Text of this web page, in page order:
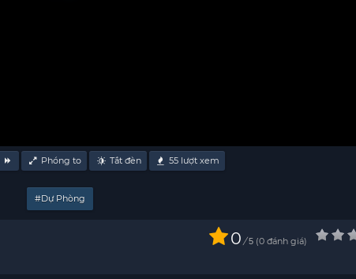
Phóng to Tắt đèn 55 lượt xem
#Dự Phòng
0 / 5 0 đánh giá